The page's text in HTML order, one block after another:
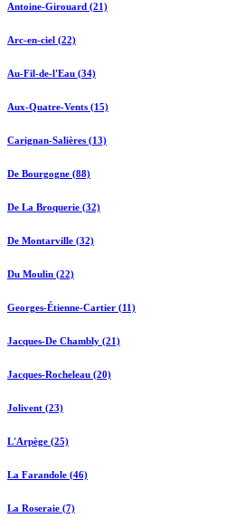
Antoine-Girouard (21)
Arc-en-ciel (22)
Au-Fil-de-l'Eau (34)
Aux-Quatre-Vents (15)
Carignan-Salières (13)
De Bourgogne (88)
De La Broquerie (32)
De Montarville (32)
Du Moulin (22)
Georges-Étienne-Cartier (11)
Jacques-De Chambly (21)
Jacques-Rocheleau (20)
Jolivent (23)
L'Arpège (25)
La Farandole (46)
La Roseraie (7)